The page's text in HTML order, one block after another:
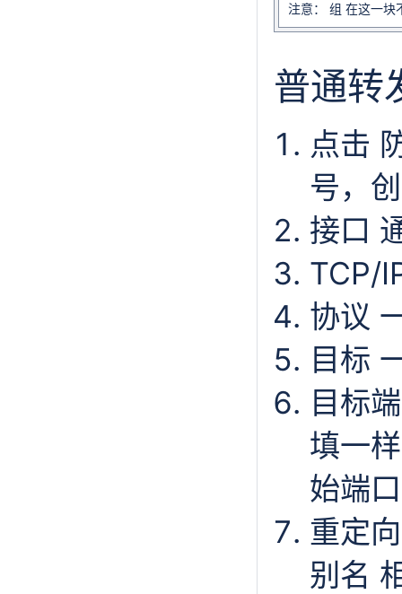
注意： 组 在这一块
普通转
点击
号，
接口
TCP/
协议
目标
目标
填一
始端
重定
别名